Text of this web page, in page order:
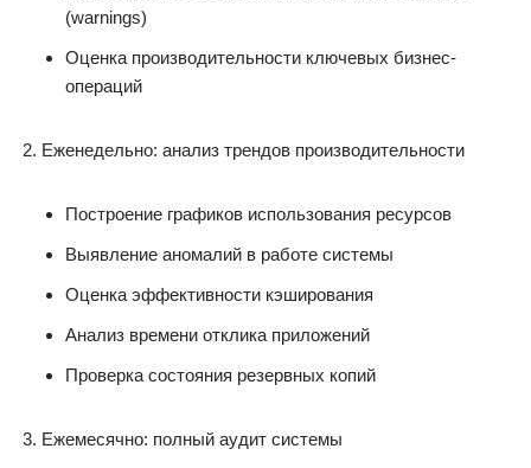
(warnings)
Оценка производительности ключевых бизнес-
операций
Еженедельно: анализ трендов производительности
Построение графиков использования ресурсов
Выявление аномалий в работе системы
Оценка эффективности кэширования
Анализ времени отклика приложений
Проверка состояния резервных копий
Ежемесячно: полный аудит системы